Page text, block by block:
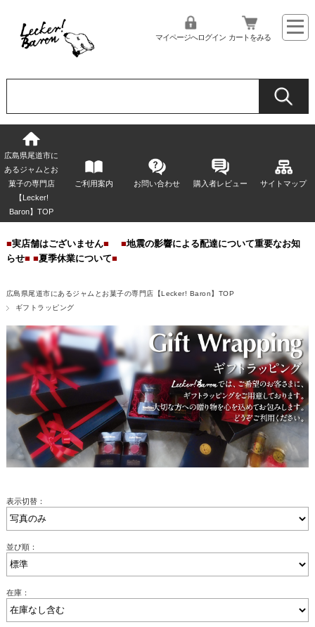
マイページへログイン カートをみる
広島県尾道市に
あるジャムとお
菓子の専門店
【Lecker!
Baron】TOP
ご利用案内 お問い合わせ 購入者レビュー サイトマップ
■実店舗はございません■ ■地震の影響による配達について重要なお知
らせ■ ■夏季休業について■
広島県尾道市にあるジャムとお菓子の専門店【Lecker! Baron】TOP
ギフトラッピング
表示切替：
並び順：
在庫：